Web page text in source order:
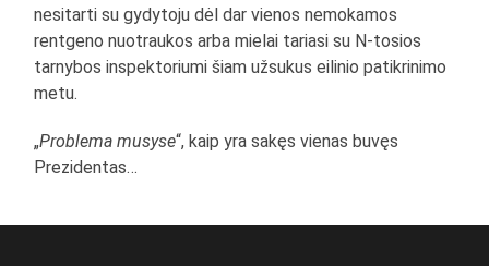
nesitarti su gydytoju dėl dar vienos nemokamos
rentgeno nuotraukos arba mielai tariasi su N-tosios
tarnybos inspektoriumi šiam užsukus eilinio patikrinimo
metu.
„Problema musyse“, kaip yra sakęs vienas buvęs
Prezidentas…